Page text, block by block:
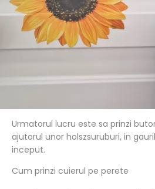
Urmatorul lucru este sa prinzi
ajutorul unor holszsuruburi, in
inceput.
Cum prinzi cuierul pe perete